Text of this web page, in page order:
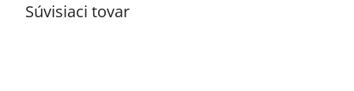
Súvisiaci tovar